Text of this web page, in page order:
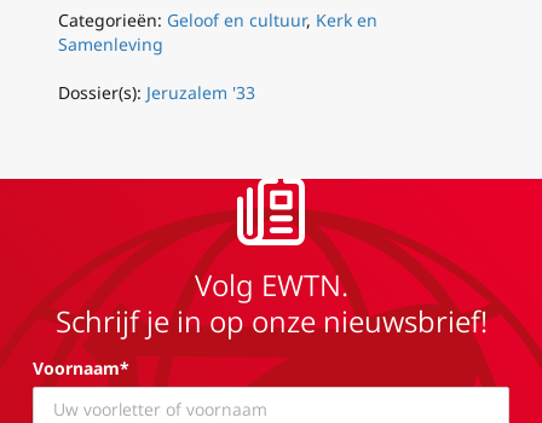
Categorieën: Geloof en cultuur, Kerk en
Samenleving
Dossier(s): Jeruzalem '33
Volg EWTN.
Schrijf je in op onze nieuwsbrief!
Voornaam*